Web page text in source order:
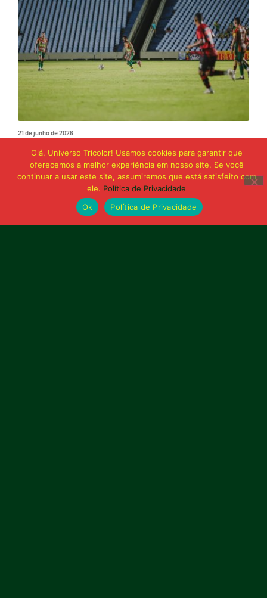
21 de junho de 2026
Sampaio é superado pelo Trem no Castelão
e buscará reação em Macapá
Olá, Universo Tricolor! Usamos cookies para garantir que
oferecemos a melhor experiência em nosso site. Se você
continuar a usar este site, assumiremos que está satisfeito com
ele. Política de Privacidade
Ok
Política de Privacidade